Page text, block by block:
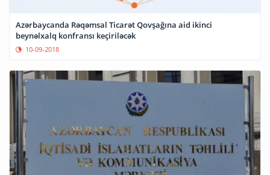
Azərbaycanda Rəqəmsal Ticarət Qovşağına aid ikinci
beynəlxalq konfransı keçiriləcək
10-09-2018